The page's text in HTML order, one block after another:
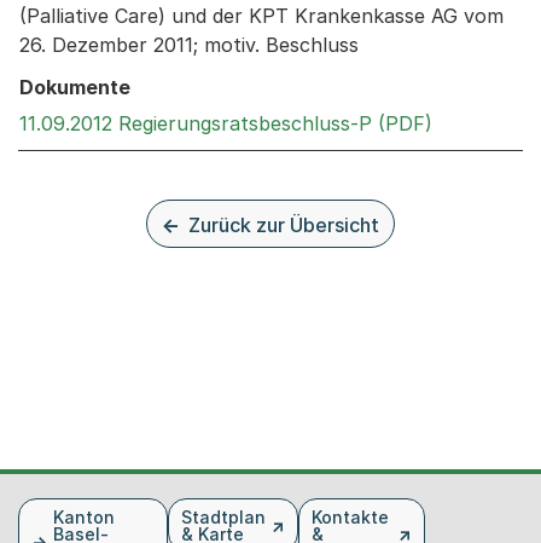
(Palliative Care) und der KPT Krankenkasse AG vom
26. Dezember 2011; motiv. Beschluss
Dokumente
11.09.2012 Regierungsratsbeschluss-P (PDF)
Zurück zur Übersicht
FusszeileKanton
Basel-
Stadtplan
& Karte
Kontakte
&